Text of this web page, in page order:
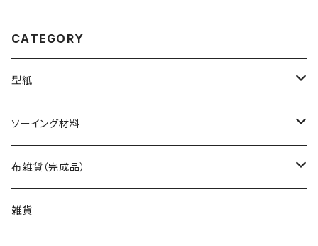
CATEGORY
型紙
バッグ（型紙）
トートバッグ（型紙）
ショルダーバッグ（型紙）
ポーチ・ケース（型紙）
ファスナーポーチ（型紙）
巾着袋・布袋（型紙）
ソーイング材料
生地
キット
布雑貨（完成品）
バッグ
雑貨